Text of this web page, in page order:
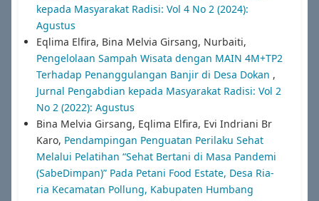
kepada Masyarakat Radisi: Vol 4 No 2 (2024):
Agustus
Eqlima Elfira, Bina Melvia Girsang, Nurbaiti,
Pengelolaan Sampah Wisata dengan MAIN 4M+TP2
Terhadap Penanggulangan Banjir di Desa Dokan ,
Jurnal Pengabdian kepada Masyarakat Radisi: Vol 2
No 2 (2022): Agustus
Bina Melvia Girsang, Eqlima Elfira, Evi Indriani Br
Karo, Pendampingan Penguatan Perilaku Sehat
Melalui Pelatihan “Sehat Bertani di Masa Pandemi
(SabeDimpan)” Pada Petani Food Estate, Desa Ria-
ria Kecamatan Pollung, Kabupaten Humbang